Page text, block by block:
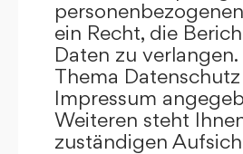
ein Recht, die
Daten zu
Thema
Impressum
Weiteren steht
zuständigen